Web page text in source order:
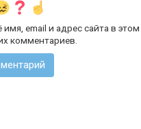
email и адрес сайта в
комментариев.